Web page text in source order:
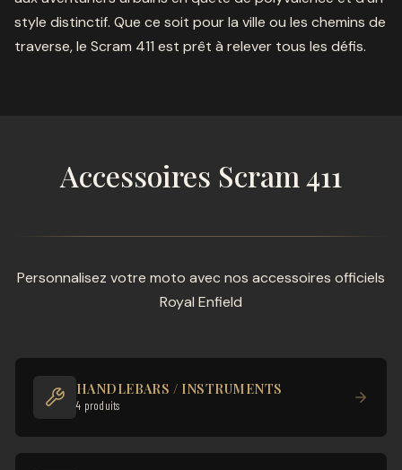
style distinctif. Que ce soit pour la ville ou les chemins de
traverse, le Scram 411 est prêt à relever tous les défis.
Accessoires Scram 411
Personnalisez votre moto avec nos accessoires officiels
Royal Enfield
HANDLEBARS / INSTRUMENTS
4 produits